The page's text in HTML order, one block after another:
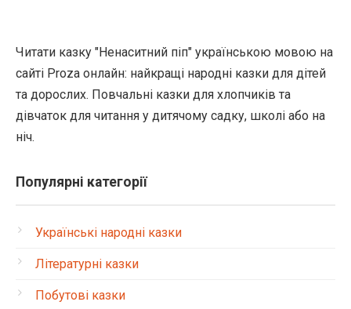
Читати казку "Ненаситний піп" українською мовою на
сайті Proza онлайн: найкращі народні казки для дітей
та дорослих. Повчальні казки для хлопчиків та
дівчаток для читання у дитячому садку, школі або на
ніч.
Популярні категорії
Українські народні казки
Літературні казки
Побутові казки